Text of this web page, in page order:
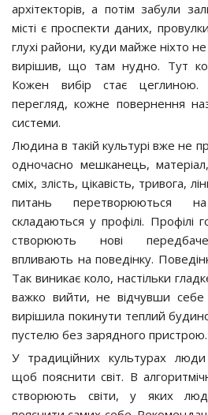
архітекторів, а потім забули
місті є проспекти даних,
глухі райони, куди майже ніхто
вирішив, що там нудно. Тут
Кожен вибір стає
перегляд, кожне повернення
системи.
Людина в такій культурі вже не
одночасно мешканець, матеріал,
сміх, злість, цікавість, тривога,
питань перетворюються
складаються у профілі. Профілі
створюють нові
впливають на поведінку.
Так виникає коло, настільки
важко вийти, не відчувши
вирішила покинути теплий
пустелю без зарядного пристрою.
У традиційних культурах
щоб пояснити світ. В
створюють світи, у яких